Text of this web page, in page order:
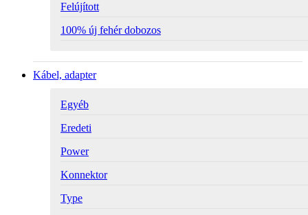
Felújított
100% új fehér dobozos
Kábel, adapter
Egyéb
Eredeti
Power
Konnektor
Type